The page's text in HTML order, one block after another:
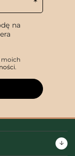
na
moich
.